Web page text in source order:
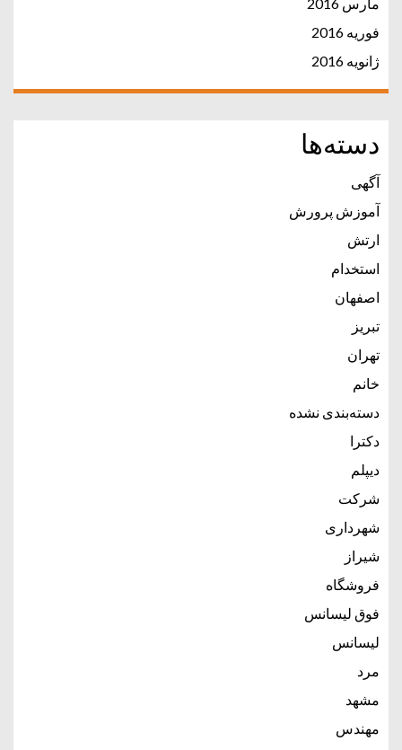
فوریه 2016
ژانویه 2016
دسته‌ها
آگهی
آموزش پرورش
ارتش
استخدام
اصفهان
تبریز
تهران
خانم
دسته‌بندی نشده
دکترا
دیپلم
شرکت
شهرداری
شیراز
فروشگاه
فوق لیسانس
لیسانس
مرد
مشهد
مهندس